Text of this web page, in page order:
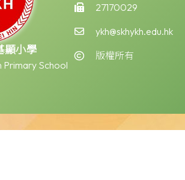
顯小學
Primary School
27170029
ykh@skhykh.edu.hk
版權所有